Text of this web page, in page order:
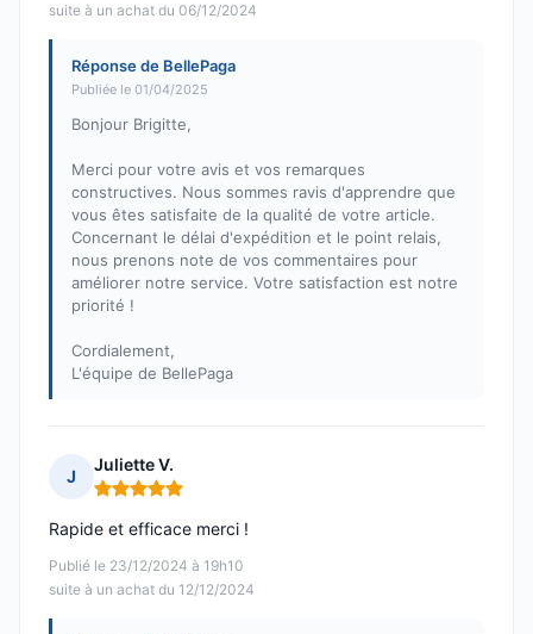
suite à un achat du 06/12/2024
Réponse de BellePaga
Publiée le 01/04/2025
Bonjour Brigitte,
Merci pour votre avis et vos remarques
constructives. Nous sommes ravis d'apprendre que
vous êtes satisfaite de la qualité de votre article.
Concernant le délai d'expédition et le point relais,
nous prenons note de vos commentaires pour
améliorer notre service. Votre satisfaction est notre
priorité !
Cordialement,
L'équipe de BellePaga
J
Juliette V.
Note : 5 sur 5
Publié le 23/12/2024 à 19h10
suite à un achat du 12/12/2024
Rapide et efficace merci !